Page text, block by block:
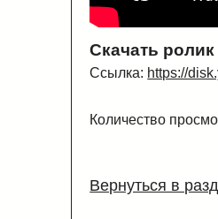
Скачать
Ссылка: https://
Количество
Вернуться в